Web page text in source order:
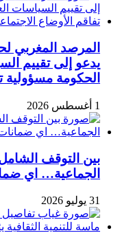
المرصد المغربي
يدعو إلى تقييم
الحكومة مسؤولية
1 أغسطس 2026
بين التوقف
الجماعية… اي
31 يوليو 2026